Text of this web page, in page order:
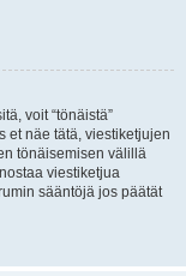
voit “tönäistä”
et näe tätä, viestiketjujen
tönäisemisen välillä
viestiketjua
sääntöjä jos päätät